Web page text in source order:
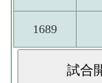
1689